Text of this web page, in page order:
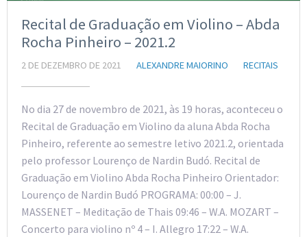
Recital de Graduação em Violino – Abda
Rocha Pinheiro – 2021.2
2 DE DEZEMBRO DE 2021 ALEXANDRE MAIORINO RECITAIS
No dia 27 de novembro de 2021, às 19 horas, aconteceu o
Recital de Graduação em Violino da aluna Abda Rocha
Pinheiro, referente ao semestre letivo 2021.2, orientada
pelo professor Lourenço de Nardin Budó. Recital de
Graduação em Violino Abda Rocha Pinheiro Orientador:
Lourenço de Nardin Budó PROGRAMA: 00:00 – J.
MASSENET – Meditação de Thais 09:46 – W.A. MOZART –
Concerto para violino nº 4 – I. Allegro 17:22 – W.A.